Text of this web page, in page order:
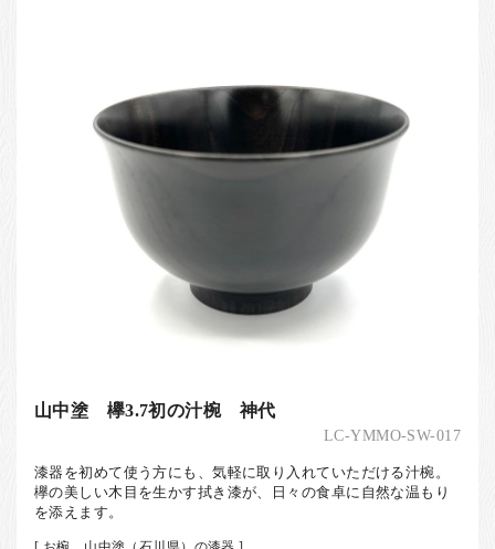
山中塗 欅3.7初の汁椀 神代
LC-YMMO-SW-017
漆器を初めて使う方にも、気軽に取り入れていただける汁椀。
欅の美しい木目を生かす拭き漆が、日々の食卓に自然な温もり
を添えます。